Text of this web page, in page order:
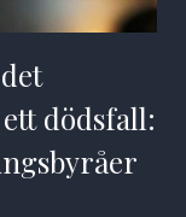
dödsfall: